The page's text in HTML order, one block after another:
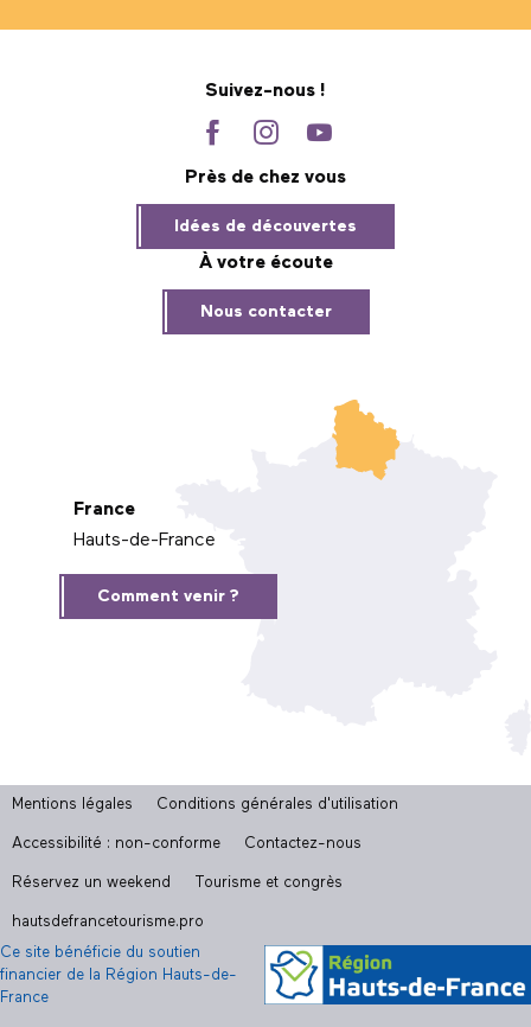
Suivez-nous !
Près de chez vous
Idées de découvertes
À votre écoute
Nous contacter
France
Hauts-de-France
Comment venir ?
Mentions légales Conditions générales d'utilisation
Accessibilité : non-conforme Contactez-nous
Réservez un weekend Tourisme et congrès
hautsdefrancetourisme.pro
Ce site bénéficie du soutien
financier de la Région Hauts-de-
France